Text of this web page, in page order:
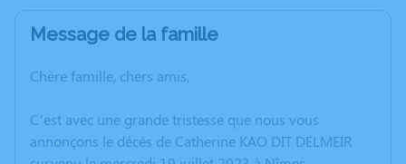
Message de la famille
Chère famille, chers amis,
C’est avec une grande tristesse que nous vous
annonçons le décès de Catherine KAO DIT DELMEIR